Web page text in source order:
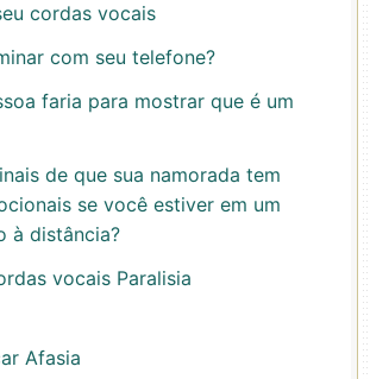
cordas vocais
com seu telefone?
faria para mostrar que é um
de que sua namorada tem
se você estiver em um
à distância?
vocais Paralisia
Afasia